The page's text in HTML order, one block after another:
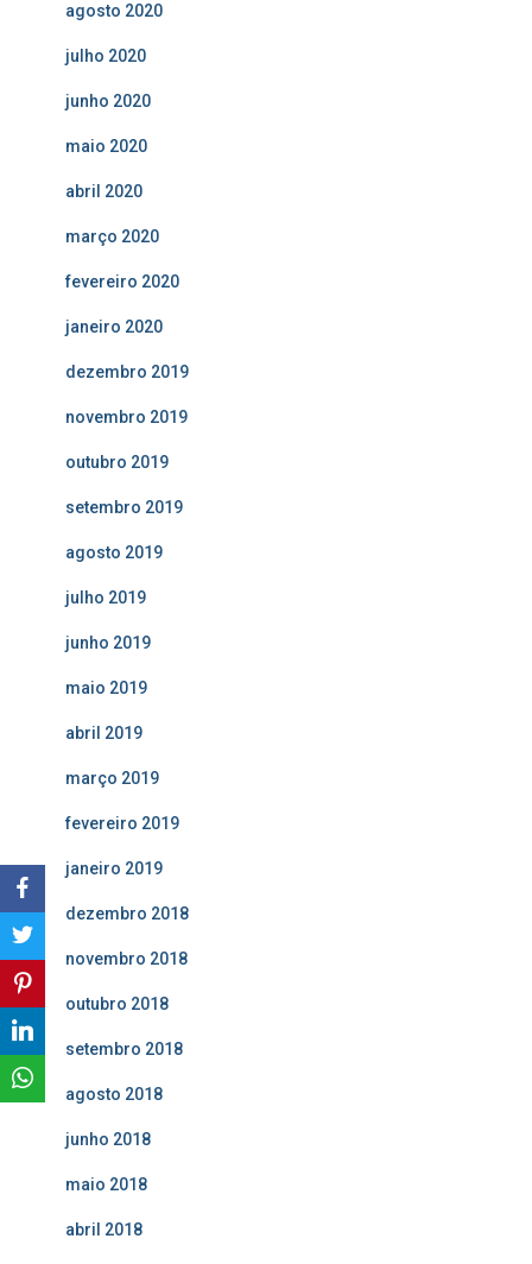
agosto 2020
julho 2020
junho 2020
maio 2020
abril 2020
março 2020
fevereiro 2020
janeiro 2020
dezembro 2019
novembro 2019
outubro 2019
setembro 2019
agosto 2019
julho 2019
junho 2019
maio 2019
abril 2019
março 2019
fevereiro 2019
janeiro 2019
dezembro 2018
novembro 2018
outubro 2018
setembro 2018
agosto 2018
junho 2018
maio 2018
abril 2018